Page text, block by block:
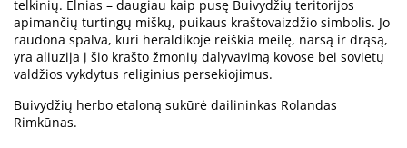
telkinių. Elnias – daugiau kaip pusę Buivydžių teritorijos
apimančių turtingų miškų, puikaus kraštovaizdžio simbolis. Jo
raudona spalva, kuri heraldikoje reiškia meilę, narsą ir drąsą,
yra aliuzija į šio krašto žmonių dalyvavimą kovose bei sovietų
valdžios vykdytus religinius persekiojimus.
Buivydžių herbo etaloną sukūrė dailininkas Rolandas
Rimkūnas.